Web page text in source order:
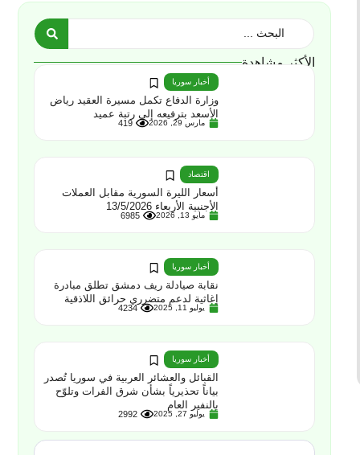
الأكثر مشاهدة
أخبار سوريا
وزارة الدفاع تكمل مسيرة العقيد رياض
الأسعد بترفيعه إلى رتبة عميد
مارس 29, 2026 419
اقتصاد
أسعار الليرة السورية مقابل العملات
الأجنبية الأربعاء 13/5/2026
مايو 13, 2026 6985
أخبار سوريا
نقابة صيادلة ريف دمشق تطلق مبادرة
إغاثية لدعم متضرري حرائق اللاذقية
يوليو 11, 2025 4234
أخبار سوريا
القبائل والعشائر العربية في سوريا تُصدر
بياناً تحذيرياً بشأن شرق الفرات وتلوّح
بالنفير العام
يوليو 27, 2025 2992